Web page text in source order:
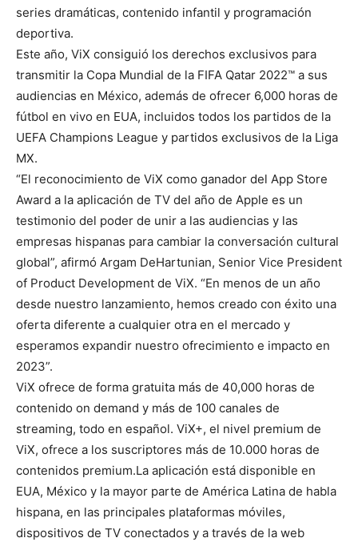
series dramáticas, contenido infantil y programación
deportiva.
Este año, ViX consiguió los derechos exclusivos para
transmitir la Copa Mundial de la FIFA Qatar 2022™️ a sus
audiencias en México, además de ofrecer 6,000 horas de
fútbol en vivo en EUA, incluidos todos los partidos de la
UEFA Champions League y partidos exclusivos de la Liga
MX.
“El reconocimiento de ViX como ganador del App Store
Award a la aplicación de TV del año de Apple es un
testimonio del poder de unir a las audiencias y las
empresas hispanas para cambiar la conversación cultural
global”, afirmó Argam DeHartunian, Senior Vice President
of Product Development de ViX. “En menos de un año
desde nuestro lanzamiento, hemos creado con éxito una
oferta diferente a cualquier otra en el mercado y
esperamos expandir nuestro ofrecimiento e impacto en
2023”.
ViX ofrece de forma gratuita más de 40,000 horas de
contenido on demand y más de 100 canales de
streaming, todo en español. ViX+, el nivel premium de
ViX, ofrece a los suscriptores más de 10.000 horas de
contenidos premium.La aplicación está disponible en
EUA, México y la mayor parte de América Latina de habla
hispana, en las principales plataformas móviles,
dispositivos de TV conectados y a través de la web